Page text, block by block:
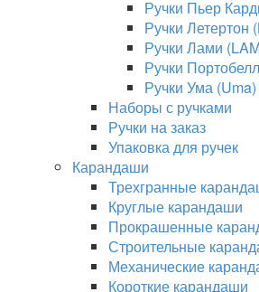
Ручки Пьер
Ручки Летертон
Ручки Лами
Ручки
Ручки Ума (Uma)
Наборы с ручками
Ручки на заказ
Упаковка для ручек
Карандаши
Трехгранные
Круглые карандаши
Прокрашенные
Строительные
Механические
Короткие карандаши